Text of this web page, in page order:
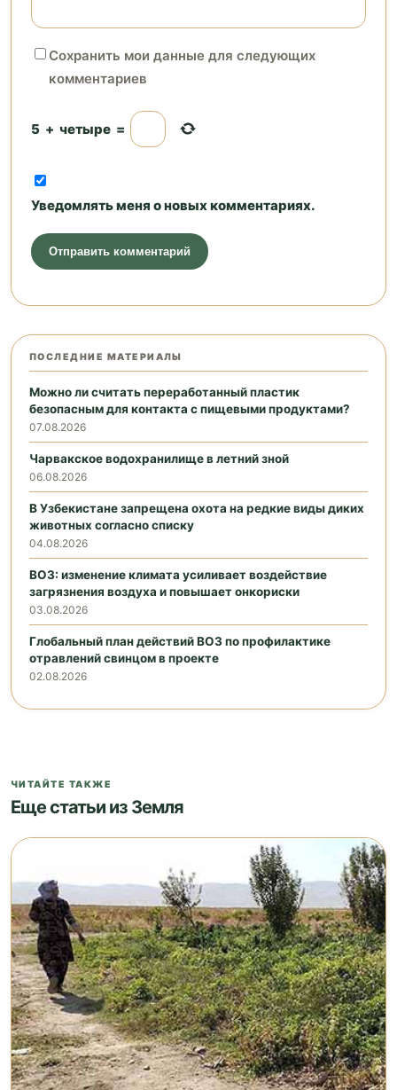
Сохранить мои данные для следующих
комментариев
5 + четыре =
Уведомлять меня о новых комментариях.
ПОСЛЕДНИЕ МАТЕРИАЛЫ
Можно ли считать переработанный пластик
безопасным для контакта с пищевыми продуктами?
07.08.2026
Чарвакское водохранилище в летний зной
06.08.2026
В Узбекистане запрещена охота на редкие виды диких
животных согласно списку
04.08.2026
ВОЗ: изменение климата усиливает воздействие
загрязнения воздуха и повышает онкориски
03.08.2026
Глобальный план действий ВОЗ по профилактике
отравлений свинцом в проекте
02.08.2026
ЧИТАЙТЕ ТАКЖЕ
Еще статьи из Земля